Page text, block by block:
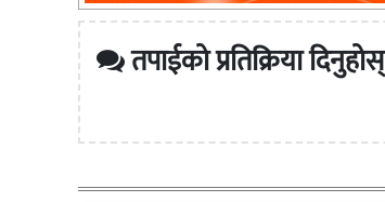
तपाईको प्रतिक्रिया दिनुहोस्